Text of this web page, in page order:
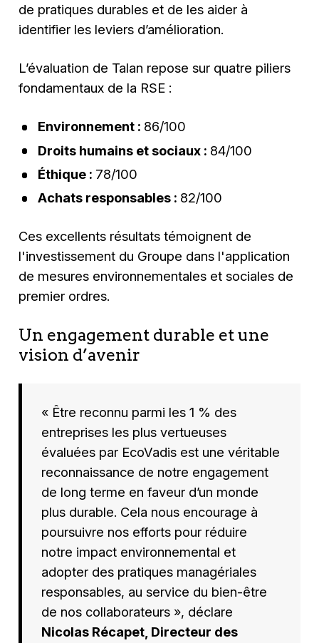
de pratiques durables et de les aider à
identifier les leviers d’amélioration.
L’évaluation de Talan repose sur quatre piliers
fondamentaux de la RSE :
Environnement : 86/100
Droits humains et sociaux : 84/100
Éthique : 78/100
Achats responsables : 82/100
Ces excellents résultats témoignent de
l'investissement du Groupe dans l'application
de mesures environnementales et sociales de
premier ordres.
Un engagement durable et une
vision d’avenir
« Être reconnu parmi les 1 % des
entreprises les plus vertueuses
évaluées par EcoVadis est une véritable
reconnaissance de notre engagement
de long terme en faveur d’un monde
plus durable. Cela nous encourage à
poursuivre nos efforts pour réduire
notre impact environnemental et
adopter des pratiques managériales
responsables, au service du bien-être
de nos collaborateurs », déclare
Nicolas Récapet, Directeur des